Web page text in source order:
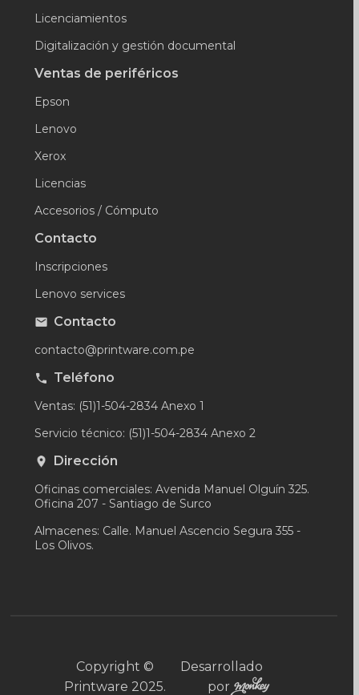
Licenciamientos
Digitalización y gestión documental
Ventas de periféricos
Epson
Lenovo
Xerox
Licencias
Accesorios / Cómputo
Contacto
Inscripciones
Lenovo services
Contacto
contacto@printware.com.pe
Teléfono
Ventas: (51)1-504-2834 Anexo 1
Servicio técnico: (51)1-504-2834 Anexo 2
Dirección
Oficinas comerciales: Avenida Manuel Olguín 325.
Oficina 207 - Santiago de Surco
Almacenes: Calle. Manuel Ascencio Segura 355 -
Los Olivos.
Copyright ©
Printware 2025.
Desarrollado
por